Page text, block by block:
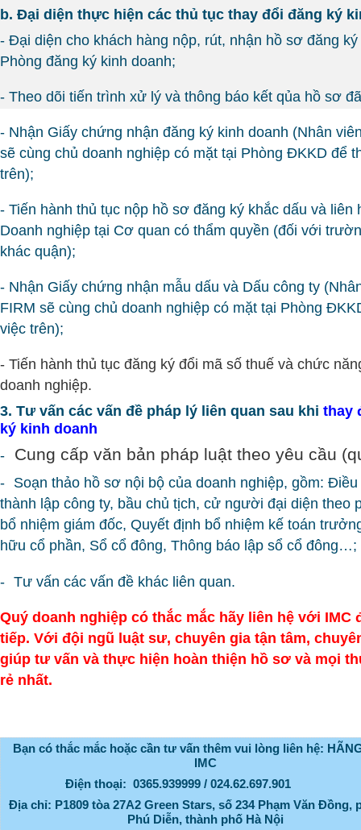
b. Đại diện thực hiện các thủ tục thay đổi đăng ký
- Đại diện cho khách hàng nộp, rút, nhận hồ sơ đăng
Phòng đăng ký kinh doanh;
- Theo dõi tiến trình xử lý và thông báo kết qủa hồ sơ
- Nhận Giấy chứng nhận đăng ký kinh doanh (Nhân
sẽ cùng chủ doanh nghiệp có mặt tại Phòng ĐKKD để
trên);
- Tiến hành thủ tục nộp hồ sơ đăng ký khắc dấu và liên
Doanh nghiệp tại Cơ quan có thẩm quyền (đối với
khác quận);
- Nhận Giấy chứng nhận mẫu dấu và Dấu công ty
FIRM sẽ cùng chủ doanh nghiệp có mặt tại Phòng
việc trên);
- Tiến hành thủ tục đăng ký đổi mã số thuế và chức
doanh nghiệp.
3. Tư vấn các vấn đề pháp lý liên quan sau khi thay
ký kinh doanh
-
Cung cấp văn bản pháp luật theo yêu cầu
- Soạn thảo hồ sơ nội bộ của doanh nghiệp, gồm:
thành lập công ty, bầu chủ tịch, cử người đại diện theo
bổ nhiệm giám đốc, Quyết định bổ nhiệm kế toán
hữu cổ phần, Sổ cổ đông, Thông báo lập sổ cổ đông…;
- Tư vấn các vấn đề khác liên quan.
Quý doanh nghiệp có thắc mắc hãy liên hệ với
tiếp. Với đội ngũ luật sư, chuyên gia tận tâm,
giúp tư vấn và thực hiện hoàn thiện hồ sơ và mọi
rẻ nhất.
Bạn có thắc mắc hoặc cần tư vấn thêm vui lòng liên hệ:
IMC
Điện thoại: 0365.939999 / 024.62.697.901
Địa chỉ: P1809 tòa 27A2 Green Stars, số 234 Phạm Văn Đồng,
Phú Diễn, thành phố Hà Nội